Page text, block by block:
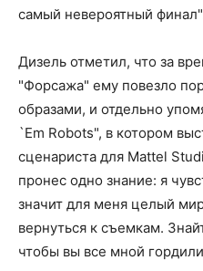
самый невероятный
Дизель отметил, что за
"Форсажа" ему повезло
образами, и отдельно
`Em Robots", в котором
сценариста для Mattel
пронес одно знание: я
значит для меня целый
вернуться к съемкам.
чтобы вы все мной